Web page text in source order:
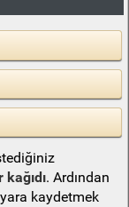
. Ardından
kaydetmek